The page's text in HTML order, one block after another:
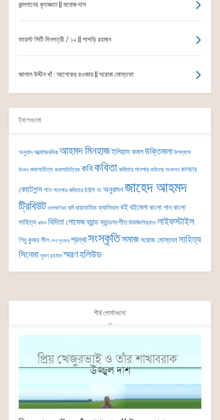
জন্মগানের কৃতজ্ঞতা || মনোজ দাস
ফরেস্ট সিটি দিনপত্রী / ১২ || পাপড়ি রহমান
জালাল উদ্দীন খাঁ : আশেকের রওজায় || সরোজ মোস্তফা
ট্যাগগুলো
অনুবাদ আত্মজৈবনিক আহমদ মিনহাজইলিয়াস কমলউক্তিমালা উপন্যাস
উৎসব কথাসাহিত্য কথাসাহিত্যিক কবিকবিতা কবিতার গানপার কবিতার সংকলন কালচার
কোটেশন্সগান গানপার কবিতার চয়ন ও অনুবাদনজাহেদ আহমদ
ট্রিবিউট তাৎক্ষণিকা ধর্ম ধারাবাহিকফ্যাসিবাদবইবইমেলাবাংলা গানবাংলা
সাহিত্য বাউল বিদিতা গোমেজব্যান্ডব্যান্ডসংগীত মিউজিশিয়্যান লাইফস্টাইল
শিবু কুমার শীল শেখ লুৎফর শ্রদ্ধাসংস্কৃতিসমাজসরোজ মোস্তফাসাহিত্য
সিনেমা সুমন রহমান স্মরণহলিউড
শীর্ষ পোস্টগুলো